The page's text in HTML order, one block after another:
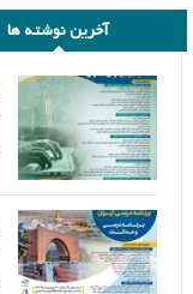
آخرین نوشته ها